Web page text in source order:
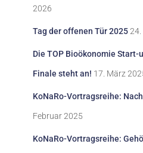
2026
Tag der offenen Tür 202524.
Die TOP Bioökonomie Start-
Finale steht an! 17. März
KoNaRo-Vortragsreihe:
Februar 2025
KoNaRo-Vortragsreihe: